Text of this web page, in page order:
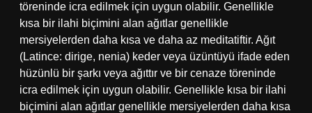
töreninde icra edilmek için uygun olabilir. Genellikle
kısa bir ilahi biçimini alan ağıtlar genellikle
mersiyelerden daha kısa ve daha az meditatiftir. Ağıt
(Latince: dirige, nenia) keder veya üzüntüyü ifade eden
hüzünlü bir şarkı veya ağıttır ve bir cenaze töreninde
icra edilmek için uygun olabilir. Genellikle kısa bir ilahi
biçimini alan ağıtlar genellikle mersiyelerden daha kısa